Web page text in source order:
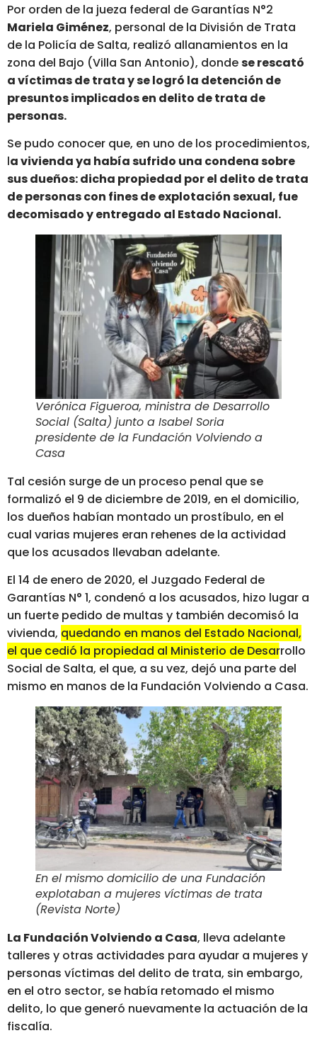
Por orden de la jueza federal de Garantías N°2
Mariela Giménez, personal de la División de Trata
de la Policía de Salta, realizó allanamientos en la
zona del Bajo (Villa San Antonio), dondese rescató
a víctimas de trata y se logró la detención de
presuntos implicados en delito de trata de
personas.
Se pudo conocer que, en uno de los procedimientos,
la vivienda ya había sufrido una condena sobre
sus dueños: dicha propiedad por el delito de trata
de personas con fines de explotación sexual, fue
decomisado y entregado al Estado Nacional.
Verónica Figueroa, ministra de Desarrollo
Social (Salta) junto a Isabel Soria
presidente de la Fundación Volviendo a
Casa
Tal cesión surge de un proceso penal que se
formalizó el 9 de diciembre de 2019, en el domicilio,
los dueños habían montado un prostíbulo, en el
cual varias mujeres eran rehenes de la actividad
que los acusados llevaban adelante.
El 14 de enero de 2020, el Juzgado Federal de
Garantías N° 1, condenó a los acusados, hizo lugar a
un fuerte pedido de multas y también decomisó la
vivienda, quedando en manos del Estado Nacional,
el que cedió la propiedad al Ministerio de Desarrollo
Social de Salta, el que, a su vez, dejó una parte del
mismo en manos de la Fundación Volviendo a Casa.
En el mismo domicilio de una Fundación
explotaban a mujeres víctimas de trata
(Revista Norte)
La Fundación Volviendo a Casa, lleva adelante
talleres y otras actividades para ayudar a mujeres y
personas víctimas del delito de trata, sin embargo,
en el otro sector, se había retomado el mismo
delito, lo que generó nuevamente la actuación de la
fiscalía.